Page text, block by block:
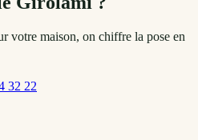
votre maison, on chiffre la pose en
32 22